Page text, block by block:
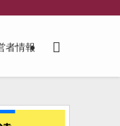
者情報